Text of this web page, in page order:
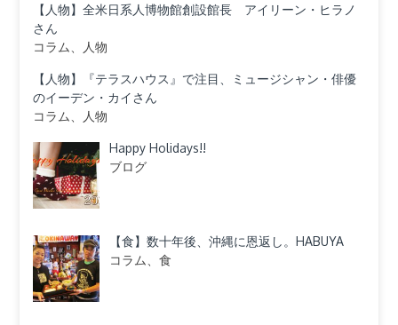
【人物】全米日系人博物館創設館長 アイリーン・ヒラノ
さん
コラム、人物
【人物】『テラスハウス』で注目、ミュージシャン・俳優
のイーデン・カイさん
コラム、人物
Happy Holidays!!
ブログ
【食】数十年後、沖縄に恩返し。HABUYA
コラム、食